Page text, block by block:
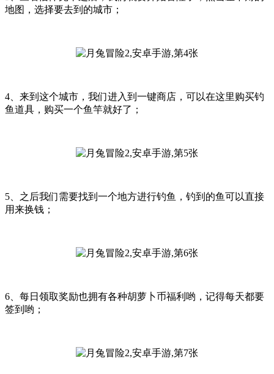
地图，选择要去到的城市；
4、来到这个城市，我们进入到一键商店，可以在这里购买钓
鱼道具，购买一个鱼竿就好了；
5、之后我们需要找到一个地方进行钓鱼，钓到的鱼可以直接
用来换钱；
6、每日领取奖励也拥有各种胡萝卜币福利哟，记得每天都要
签到哟；